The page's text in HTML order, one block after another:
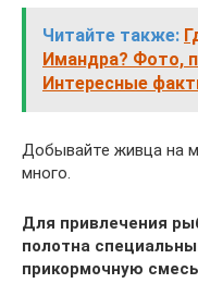
Читайте также:
Имандра? Фото,
Интересные
Добывайте живца на
много.
Для привлечения
полотна
прикормочную